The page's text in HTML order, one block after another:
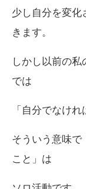
少し自分を変化
きます。
しかし以前の私
では
「自分でなけ
そういう意味で
こと」は